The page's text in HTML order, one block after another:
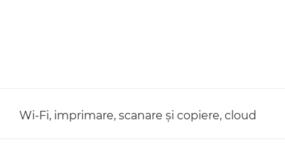
Wi-Fi, imprimare, scanare şi copiere, cloud